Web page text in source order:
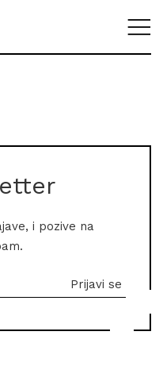
i pozive na